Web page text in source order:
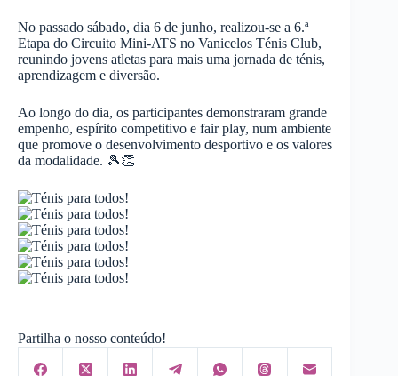
No passado sábado, dia 6 de junho, realizou-se a 6.ª
Etapa do Circuito Mini-ATS no Vanicelos Ténis Club,
reunindo jovens atletas para mais uma jornada de ténis,
aprendizagem e diversão.
Ao longo do dia, os participantes demonstraram grande
empenho, espírito competitivo e fair play, num ambiente
que promove o desenvolvimento desportivo e os valores
da modalidade. 🎾👏
Partilha o nosso conteúdo!